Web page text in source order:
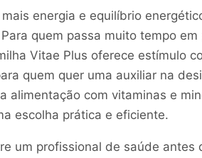
energia e equilíbrio
quem passa muito tempo
Vitae Plus oferece estímulo
quem quer uma auxiliar na
alimentação com vitaminas e
escolha prática e eficiente.
um profissional de saúde antes